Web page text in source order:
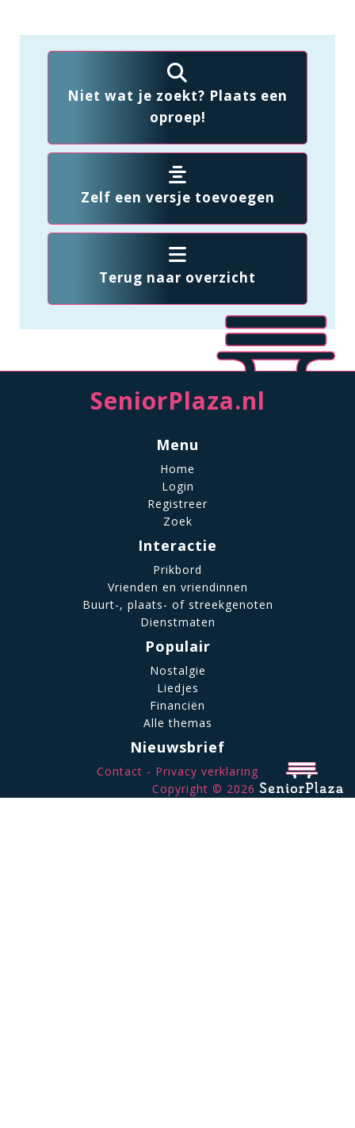
Niet wat je zoekt? Plaats een
oproep!
Zelf een versje toevoegen
Terug naar overzicht
SeniorPlaza.nl
Menu
Home
Login
Registreer
Zoek
Interactie
Prikbord
Vrienden en vriendinnen
Buurt-, plaats- of streekgenoten
Dienstmaten
Populair
Nostalgie
Liedjes
Financiën
Alle themas
Nieuwsbrief
Contact
Privacy verklaring
Copyright © 2026